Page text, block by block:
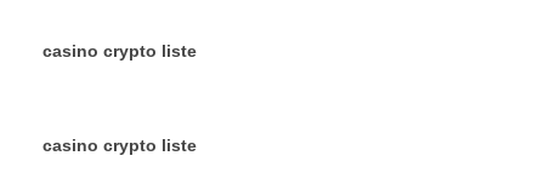
casino crypto liste
casino crypto liste